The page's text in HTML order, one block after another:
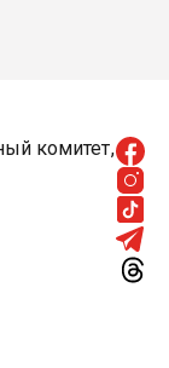
комитет,